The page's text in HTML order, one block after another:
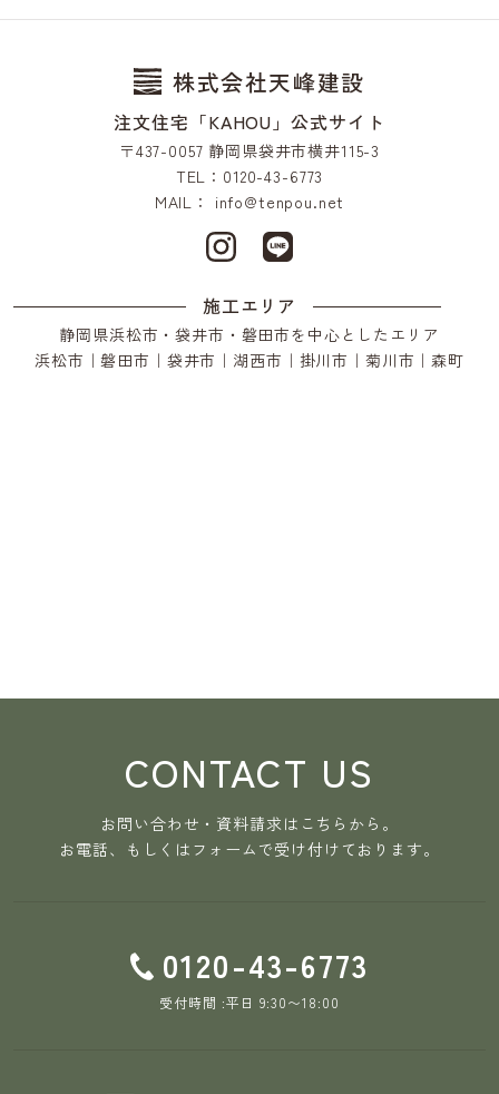
株式会社天峰建設
注文住宅「KAHOU」公式サイト
〒437-0057 静岡県袋井市横井115-3
TEL：0120-43-6773
MAIL： info@tenpou.net
施工エリア
静岡県浜松市・袋井市・磐田市を中心としたエリア
浜松市｜磐田市｜袋井市｜湖西市｜掛川市｜菊川市｜森町
CONTACT US
お問い合わせ・資料請求はこちらから。
お電話、もしくはフォームで受け付けております。
0120-43-6773
受付時間 :平日 9:30〜18:00